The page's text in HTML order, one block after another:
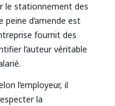
le stationnement des
peine d’amende est
fournit des
l’auteur véritable
l’employeur, il
la